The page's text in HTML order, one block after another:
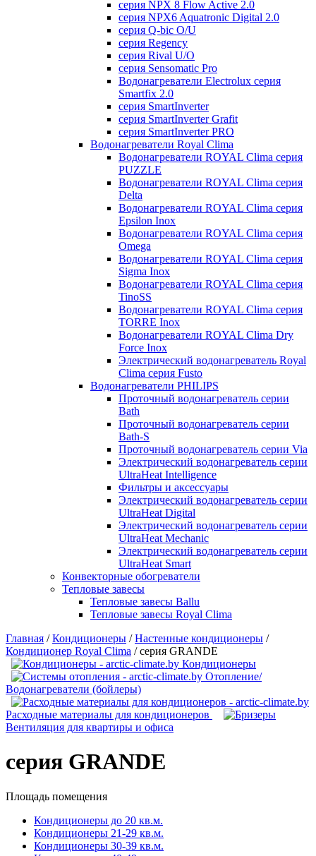
серия NPX 8 Flow Active 2.0
серия NPX6 Aquatronic Digital 2.0
серия Q-bic O/U
серия Regency
серия Rival U/О
серия Sensomatic Pro
Водонагреватели Electrolux серия
Smartfix 2.0
серия SmartInverter
серия SmartInverter Grafit
серия SmartInverter PRO
Водонагреватели Royal Clima
Водонагреватели ROYAL Clima серия
PUZZLE
Водонагреватели ROYAL Clima серия
Delta
Водонагреватели ROYAL Clima серия
Epsilon Inox
Водонагреватели ROYAL Clima серия
Omega
Водонагреватели ROYAL Clima серия
Sigma Inox
Водонагреватели ROYAL Clima серия
TinoSS
Водонагреватели ROYAL Clima серия
TORRE Inox
Водонагреватели ROYAL Clima Dry
Force Inox
Электрический водонагреватель Royal
Clima серия Fusto
Водонагреватели PHILIPS
Проточный водонагреватель серии
Bath
Проточный водонагреватель серии
Bath-S
Проточный водонагреватель серии Via
Электрический водонагреватель серии
UltraHeat Intelligence
Фильтры и аксессуары
Электрический водонагреватель серии
UltraHeat Digital
Электрический водонагреватель серии
UltraHeat Mechanic
Электрический водонагреватель серии
UltraHeat Smart
Конвекторные обогреватели
Тепловые завесы
Тепловые завесы Ballu
Тепловые завесы Royal Clima
Главная /Кондиционеры /Настенные кондиционеры /
Кондиционер Royal Clima /серия GRANDE
Кондиционеры
Отопление/
Водонагреватели (бойлеры)
Расходные материалы для кондиционеров
Вентиляция для квартиры и офиса
серия GRANDE
Площадь помещения
Кондиционеры до 20 кв.м.
Кондиционеры 21-29 кв.м.
Кондиционеры 30-39 кв.м.